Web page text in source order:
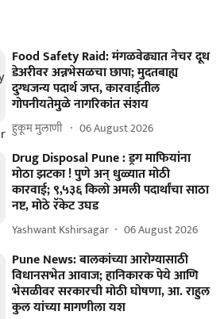
Food Safety Raid: मंगळवेढ्यात नेचर दूध
डेअरीवर अन्नभेसळचा छापा; मुदतबाह्य
दुग्धजन्य पदार्थ जप्त, कारवाईतील
गोपनीयतेमुळे नागरिकांत संशय
हुकूम मुलाणी ​ 06 August 2026
Drug Disposal Pune : ड्रग माफियांना
मोठा झटका ! पुणे अन् धुळ्यात मोठी
कारवाई; ९,५३६ किलो अमली पदार्थांचा साठा
नष्ट, मोठे रॅकेट उघड
Yashwant Kshirsagar 06 August 2026
Pune News: बालकांच्या आरोग्यासाठी
विधानसभेत आवाज; हानिकारक पेये आणि
भेसळीवर सरकारची मोठी घोषणा, आ. राहुल
कुल यांच्या मागणीला यश